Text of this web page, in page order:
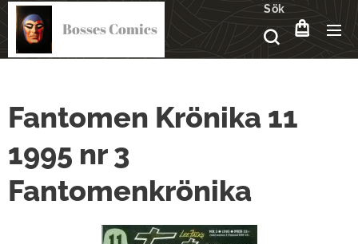
Bosses Comics
Sök
Fantomen Krönika 11
1995 nr 3
Fantomenkrönika